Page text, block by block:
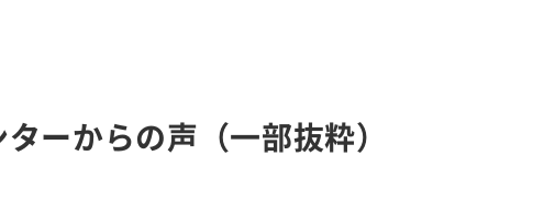
ーからの声（一部抜粋）